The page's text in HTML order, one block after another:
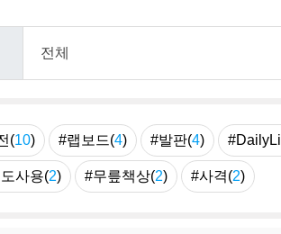
(10) #랩보드(4) #발판(4)
사용(2) #무릎책상(2) #사격(2)